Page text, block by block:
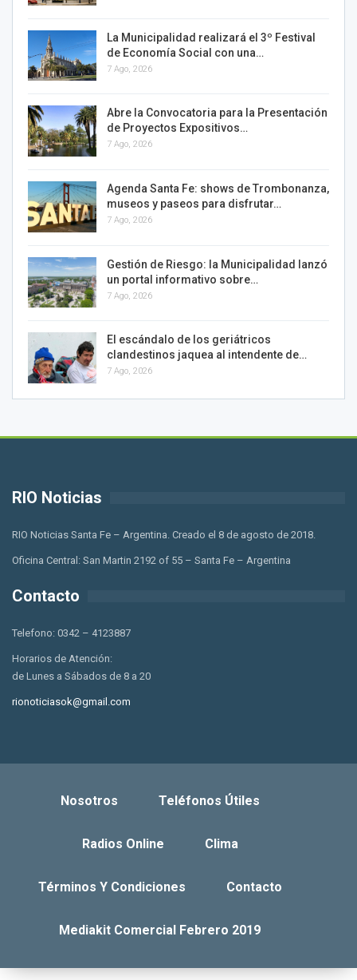
La Municipalidad realizará el 3º Festival
de Economía Social con una…
7 Ago, 2026
Abre la Convocatoria para la Presentación
de Proyectos Expositivos…
7 Ago, 2026
Agenda Santa Fe: shows de Trombonanza,
museos y paseos para disfrutar…
7 Ago, 2026
Gestión de Riesgo: la Municipalidad lanzó
un portal informativo sobre…
7 Ago, 2026
El escándalo de los geriátricos
clandestinos jaquea al intendente de…
7 Ago, 2026
RIO Noticias
RIO Noticias Santa Fe – Argentina. Creado el 8 de agosto de 2018.
Oficina Central: San Martin 2192 of 55 – Santa Fe – Argentina
Contacto
Telefono: 0342 – 4123887
Horarios de Atención:
de Lunes a Sábados de 8 a 20
rionoticiasok@gmail.com
Nosotros Teléfonos Útiles
Radios Online Clima
Términos Y Condiciones Contacto
Mediakit Comercial Febrero 2019